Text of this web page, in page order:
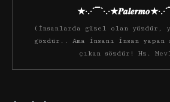
(İnsanlarda güzel olan yüzdür,
gözdür.. Ama insanı insan yapan
çıkan sözdür! Hz.